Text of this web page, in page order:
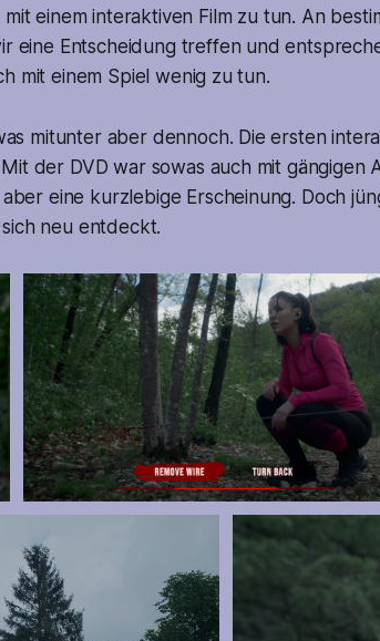
mit einem interaktiven Film zu tun. An
eine Entscheidung treffen und
mit einem Spiel wenig zu tun.
mitunter aber dennoch. Die ersten
der DVD war sowas auch mit gängigen
eine kurzlebige Erscheinung. Doch
neu entdeckt.